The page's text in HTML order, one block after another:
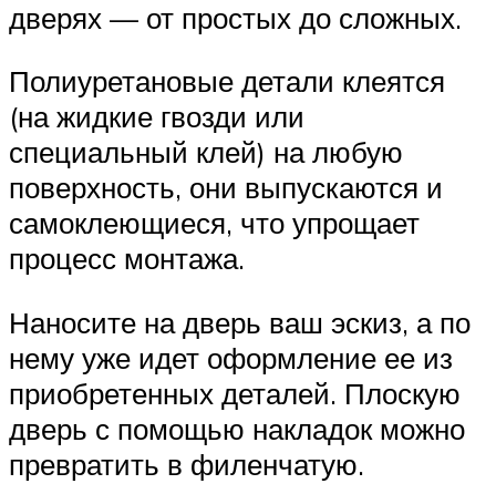
дверях — от простых до сложных.
Полиуретановые детали клеятся
(на жидкие гвозди или
специальный клей) на любую
поверхность, они выпускаются и
самоклеющиеся, что упрощает
процесс монтажа.
Наносите на дверь ваш эскиз, а по
нему уже идет оформление ее из
приобретенных деталей. Плоскую
дверь с помощью накладок можно
превратить в филенчатую.